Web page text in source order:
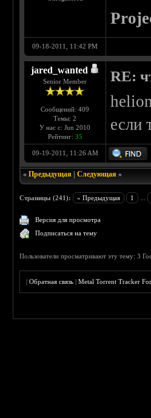
09-18-2011, 11:42 PM
jared_wanted
Senior Member
Сообщений: 409
Темы: 2
У нас с: Jun 2010
Рейтинг: 35
RE:
если
09-19-2011, 11:26 AM
«Предыдущая |Следующая »
Страницы (241): « Предыдущая 1
Версия для просмотра
Подписаться на тему
Пользователи просматривают эту тему: 3
|Обратная связь |Metal Torrent Tracker